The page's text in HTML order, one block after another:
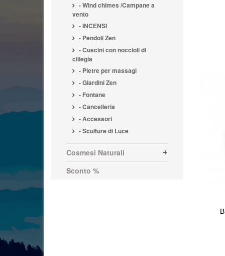
- Wind chimes /Campane a
vento
- INCENSI
- Pendoli Zen
- Cuscini con noccioli di
ciliegia
- Pietre per massagi
- Giardini Zen
- Fontane
- Cancelleria
- Accessori
- Sculture di Luce
Cosmesi Naturali
Sconto %